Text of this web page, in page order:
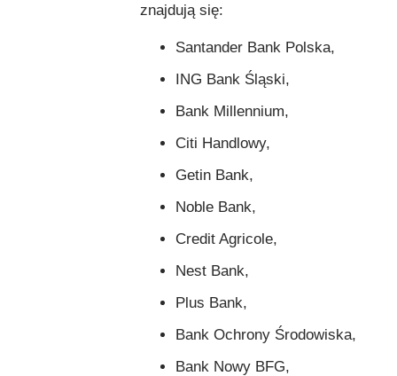
znajdują się:
Santander Bank Polska,
ING Bank Śląski,
Bank Millennium,
Citi Handlowy,
Getin Bank,
Noble Bank,
Credit Agricole,
Nest Bank,
Plus Bank,
Bank Ochrony Środowiska,
Bank Nowy BFG,